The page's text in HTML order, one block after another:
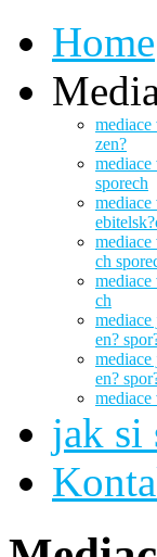
Home
mediace
zen?
mediace
sporech
mediace
mediace
ch
mediace
ch
mediace
en?
mediace
en?
mediace
jak si